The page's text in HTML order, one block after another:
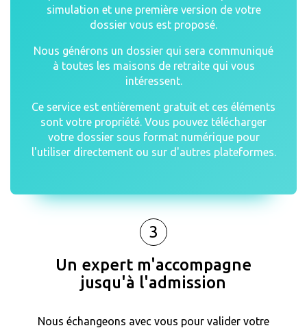
simulation et une première version de votre
dossier vous est proposé.
Nous générons un dossier qui sera communiqué
à toutes les maisons de retraite qui vous
intéressent.
Ce service est entièrement gratuit et ces éléments
sont votre propriété. Vous pouvez télécharger
votre dossier sous format numérique pour
l'utiliser directement ou sur d'autres plateformes.
3
Un expert m'accompagne
jusqu'à l'admission
Nous échangeons avec vous pour valider votre